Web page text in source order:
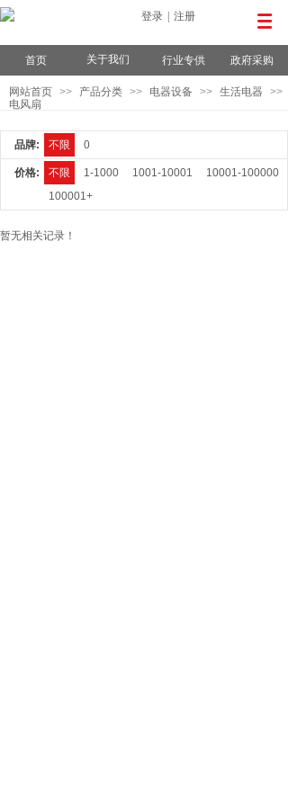
登录 注册
首页 关于我们 行业专供 政府采购
网站首页 >> 产品分类 >> 电器设备 >> 生活电器
>>
电风扇
品牌: 不限 0
价格: 不限 1-1000 1001-10001
10001-100000
100001+
暂无相关记录！